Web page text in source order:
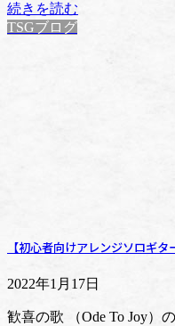
続きを読む
TSGブログ
【初心者向けアレンジソロギ
2022年1月17日
歓喜の歌 （Ode To Joy）